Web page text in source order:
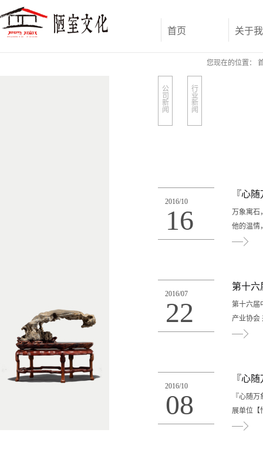
首页 关于
您现在的位置：
公
司
新
闻
行
业
新
闻
2016/10
16
『心
万象寓石
他的温情
次空。闲
得，四
2016/07
22
第十六
第十六届
产业协会
济迅速
2016/10
08
『心
『心随
展单位【